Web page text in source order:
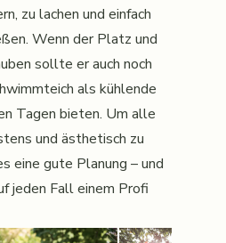
zu lachen und einfach
Wenn der Platz und
sollte er auch noch
als kühlende
Tagen bieten. Um alle
und ästhetisch zu
eine gute Planung – und
jeden Fall einem Profi